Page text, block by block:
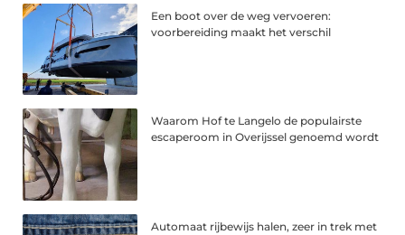
Een boot over de weg vervoeren:
voorbereiding maakt het verschil
Waarom Hof te Langelo de populairste
escaperoom in Overijssel genoemd wordt
Automaat rijbewijs halen, zeer in trek met